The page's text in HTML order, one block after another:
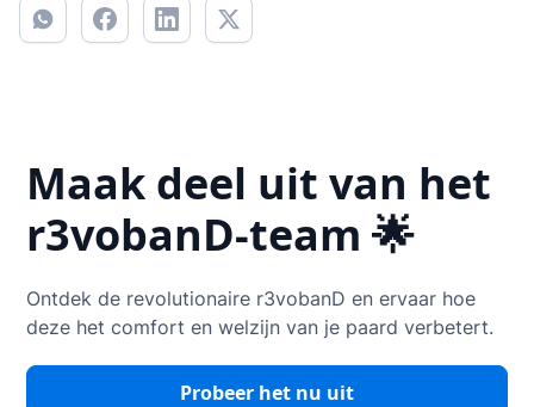
Maak deel uit van het
r3vobanD-team 🌟
Ontdek de revolutionaire r3vobanD en ervaar hoe
deze het comfort en welzijn van je paard verbetert.
Probeer het nu uit